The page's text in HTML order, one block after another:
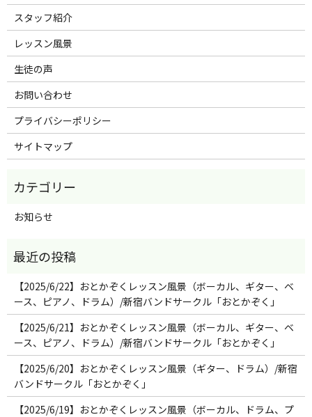
スタッフ紹介
レッスン風景
生徒の声
お問い合わせ
プライバシーポリシー
サイトマップ
お知らせ
【2025/6/22】おとかぞくレッスン風景（ボーカル、ギター、ベ
ース、ピアノ、ドラム）/新宿バンドサークル「おとかぞく」
【2025/6/21】おとかぞくレッスン風景（ボーカル、ギター、ベ
ース、ピアノ、ドラム）/新宿バンドサークル「おとかぞく」
【2025/6/20】おとかぞくレッスン風景（ギター、ドラム）/新宿
バンドサークル「おとかぞく」
【2025/6/19】おとかぞくレッスン風景（ボーカル、ドラム、プ